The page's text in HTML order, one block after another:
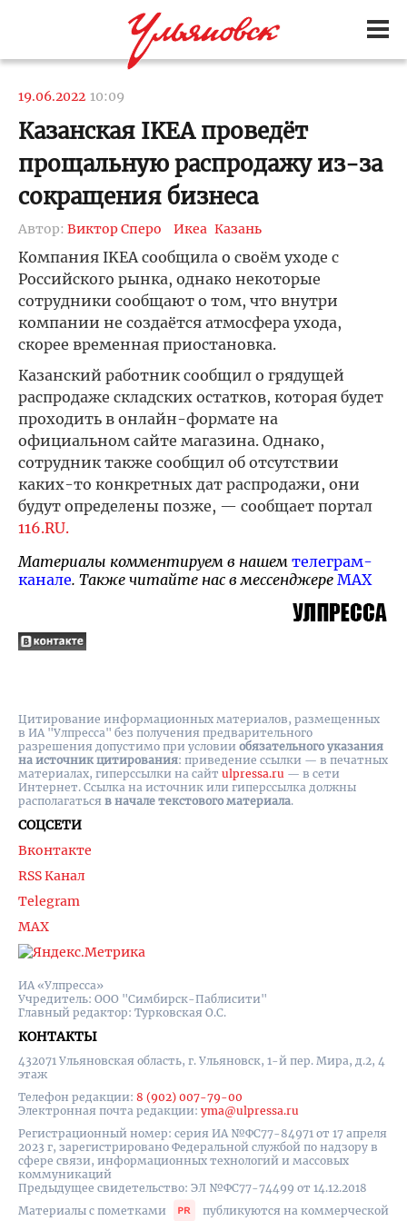
19.06.2022 10:09
Казанская IKEA проведёт
прощальную распродажу из-за
сокращения бизнеса
Автор: Виктор Сперо Икеа Казань
Компания IKEA сообщила о своём уходе с
Российского рынка, однако некоторые
сотрудники сообщают о том, что внутри
компании не создаётся атмосфера ухода,
скорее временная приостановка.
Казанский работник сообщил о грядущей
распродаже складских остатков, которая будет
проходить в онлайн-формате на
официальном сайте магазина. Однако,
сотрудник также сообщил об отсутствии
каких-то конкретных дат распродажи, они
будут определены позже, — сообщает портал
116.RU.
Материалы комментируем в нашем телеграм-
канале. Также читайте нас в мессенджере MAX
ИА «Улпресса»
Учредитель: ООО "Симбирск-Паблисити"
Главный редактор: Турковская О.С.
КОНТАКТЫ
432071 Ульяновская область, г. Ульяновск, 1-й пер. Мира, д.2, 4
этаж
Телефон редакции: 8 (902) 007-79-00
Электронная почта редакции: yma@ulpressa.ru
Регистрационный номер: серия ИА №ФС77-84971 от 17 апреля
2023 г, зарегистрировано Федеральной службой по надзору в
сфере связи, информационных технологий и массовых
коммуникаций
Предыдущее свидетельство: ЭЛ №ФС77-74499 от 14.12.2018
Материалы с пометками
публикуются на коммерческой
СОЦСЕТИ
Вконтакте
RSS Канал
Telegram
MAX
Цитирование информационных материалов, размещенных
в ИА "Улпресса" без получения предварительного
разрешения допустимо при условии обязательного указания
на источник цитирования: приведение ссылки — в печатных
материалах, гиперссылки на cайт ulpressa.ru — в сети
Интернет. Ссылка на источник или гиперссылка должны
располагаться в начале текстового материала.